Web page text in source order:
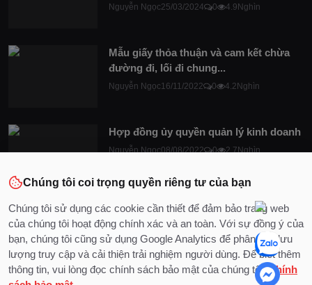
Nguyễn Ngọc25/03/2024 0 4.9Nghìn
Mẫu giấy thỏa thuận và cam kết chừa
đường đi, lối đi chung...
Nguyễn Ngọc16/11/2022 0 4.2Nghìn
Hợp đồng ủy quyền quản lý kinh doanh
Nguyễn Ngọc08/08/2022 0 2.7Nghìn
Chúng tôi coi trọng quyền riêng tư của bạn
Chúng tôi sử dụng các cookie cần thiết để đảm bảo trang web
của chúng tôi hoạt động chính xác và an toàn. Với sự đồng ý của
bạn, chúng tôi cũng sử dụng Google Analytics để phân tích lưu
lượng truy cập và cải thiện trải nghiệm người dùng. Để biết thêm
thông tin, vui lòng đọc chính sách bảo mật của chúng tôi.Chính